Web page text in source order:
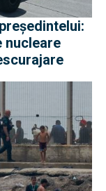
nucleare